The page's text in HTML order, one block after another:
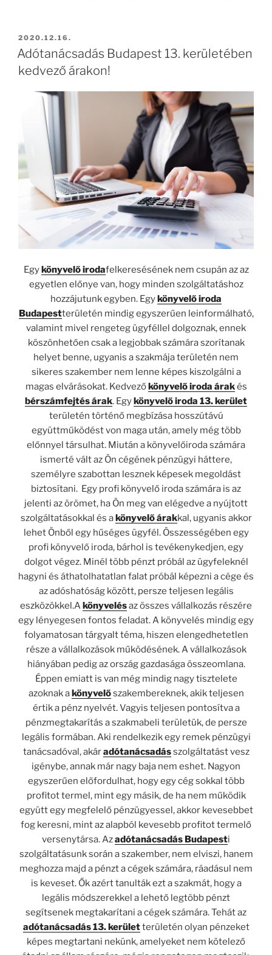
BEKÜLDVE:
2020.12.16.
Adótanácsadás Budapest 13. kerületében
kedvező árakon!
Egykönyvelő irodafelkeresésének nem csupán az az
egyetlen előnye van, hogy minden szolgáltatáshoz
hozzájutunk egyben. Egykönyvelő iroda
Budapestterületén mindig egyszerűen leinformálható,
valamint mivel rengeteg ügyféllel dolgoznak, ennek
köszönhetően csak a legjobbak számára szorítanak
helyet benne, ugyanis a szakmája területén nem
sikeres szakember nem lenne képes kiszolgálni a
magas elvárásokat. Kedvezőkönyvelő iroda árakés
bérszámfejtés árak. Egykönyvelő iroda 13. kerület
területén történő megbízása hosszútávú
együttműködést von maga után, amely még több
előnnyel társulhat. Miután a könyvelőiroda számára
ismerté vált az Ön cégének pénzügyi háttere,
személyre szabottan lesznek képesek megoldást
biztosítani. Egy profi könyvelő iroda számára is az
jelenti az örömet, ha Ön meg van elégedve a nyújtott
szolgáltatásokkal és akönyvelő árakkal, ugyanis akkor
lehet Önből egy hűséges ügyfél. Összességében egy
profi könyvelő iroda, bárhol is tevékenykedjen, egy
dolgot végez. Minél több pénzt próbál az ügyfeleknél
hagyni és áthatolhatatlan falat próbál képezni a cége és
az adóshatóság között, persze teljesen legális
eszközökkel.Akönyvelésaz összes vállalkozás részére
egy lényegesen fontos feladat. A könyvelés mindig egy
folyamatosan tárgyalt téma, hiszen elengedhetetlen
része a vállalkozások működésének. A vállalkozások
hiányában pedig az ország gazdasága összeomlana.
Éppen emiatt is van még mindig nagy tisztelete
azoknak akönyvelőszakembereknek, akik teljesen
értik a pénz nyelvét. Vagyis teljesen pontosítva a
pénzmegtakarítás a szakmabeli területük, de persze
legális formában. Aki rendelkezik egy remek pénzügyi
tanácsadóval, akáradótanácsadásszolgáltatást vesz
igénybe, annak már nagy baja nem eshet. Nagyon
egyszerűen előfordulhat, hogy egy cég sokkal több
profitot termel, mint egy másik, de ha nem működik
együtt egy megfelelő pénzügyessel, akkor kevesebbet
fog keresni, mint az alapból kevesebb profitot termelő
versenytársa. Azadótanácsadás Budapesti
szolgáltatásunk során a szakember, nem elviszi, hanem
meghozza majd a pénzt a cégek számára, ráadásul nem
is keveset. Ők azért tanulták ezt a szakmát, hogy a
legális módszerekkel a lehető legtöbb pénzt
segítsenek megtakarítani a cégek számára. Tehát az
adótanácsadás 13. kerületterületén olyan pénzeket
képes megtartani nekünk, amelyeket nem kötelező